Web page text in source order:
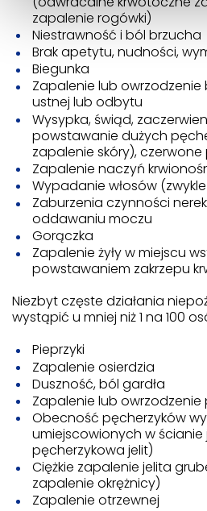
zapalenie rogówki)
Niestrawność i ból brzucha
Brak apetytu, nudności,
Biegunka
Zapalenie lub owrzodzenie
ustnej lub odbytu
Wysypka, świąd,
powstawanie dużych
zapalenie skóry),
Zapalenie naczyń
Wypadanie włosów
Zaburzenia czynności
oddawaniu moczu
Gorączka
Zapalenie żyły w miejscu
powstawaniem zakrzepu
Niezbyt częste działania
wystąpić u mniej niż 1 na 100
Pieprzyki
Zapalenie osierdzia
Duszność, ból gardła
Zapalenie lub owrzodzenie
Obecność pęcherzyków
umiejscowionych w
pęcherzykowa jelit)
Ciężkie zapalenie jelita
zapalenie okrężnicy)
Zapalenie otrzewnej